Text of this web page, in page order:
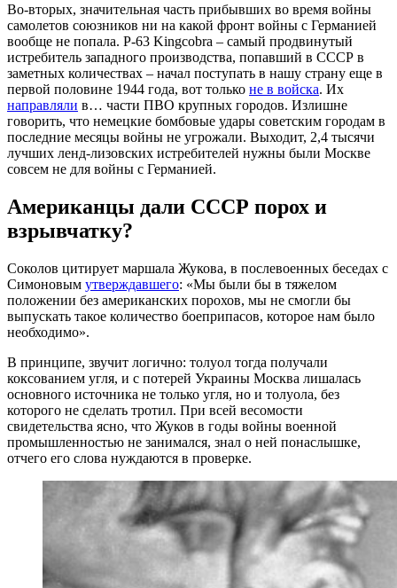
Во-вторых, значительная часть прибывших во время войны
самолетов союзников ни на какой фронт войны с Германией
вообще не попала. P-63 Kingcobra – самый продвинутый
истребитель западного производства, попавший в СССР в
заметных количествах – начал поступать в нашу страну еще в
первой половине 1944 года, вот только не в войска. Их
направляли в… части ПВО крупных городов. Излишне
говорить, что немецкие бомбовые удары советским городам в
последние месяцы войны не угрожали. Выходит, 2,4 тысячи
лучших ленд-лизовских истребителей нужны были Москве
совсем не для войны с Германией.
Американцы дали СССР порох и
взрывчатку?
Соколов цитирует маршала Жукова, в послевоенных беседах с
Симоновым утверждавшего: «Мы были бы в тяжелом
положении без американских порохов, мы не смогли бы
выпускать такое количество боеприпасов, которое нам было
необходимо».
В принципе, звучит логично: толуол тогда получали
коксованием угля, и с потерей Украины Москва лишалась
основного источника не только угля, но и толуола, без
которого не сделать тротил. При всей весомости
свидетельства ясно, что Жуков в годы войны военной
промышленностью не занимался, знал о ней понаслышке,
отчего его слова нуждаются в проверке.